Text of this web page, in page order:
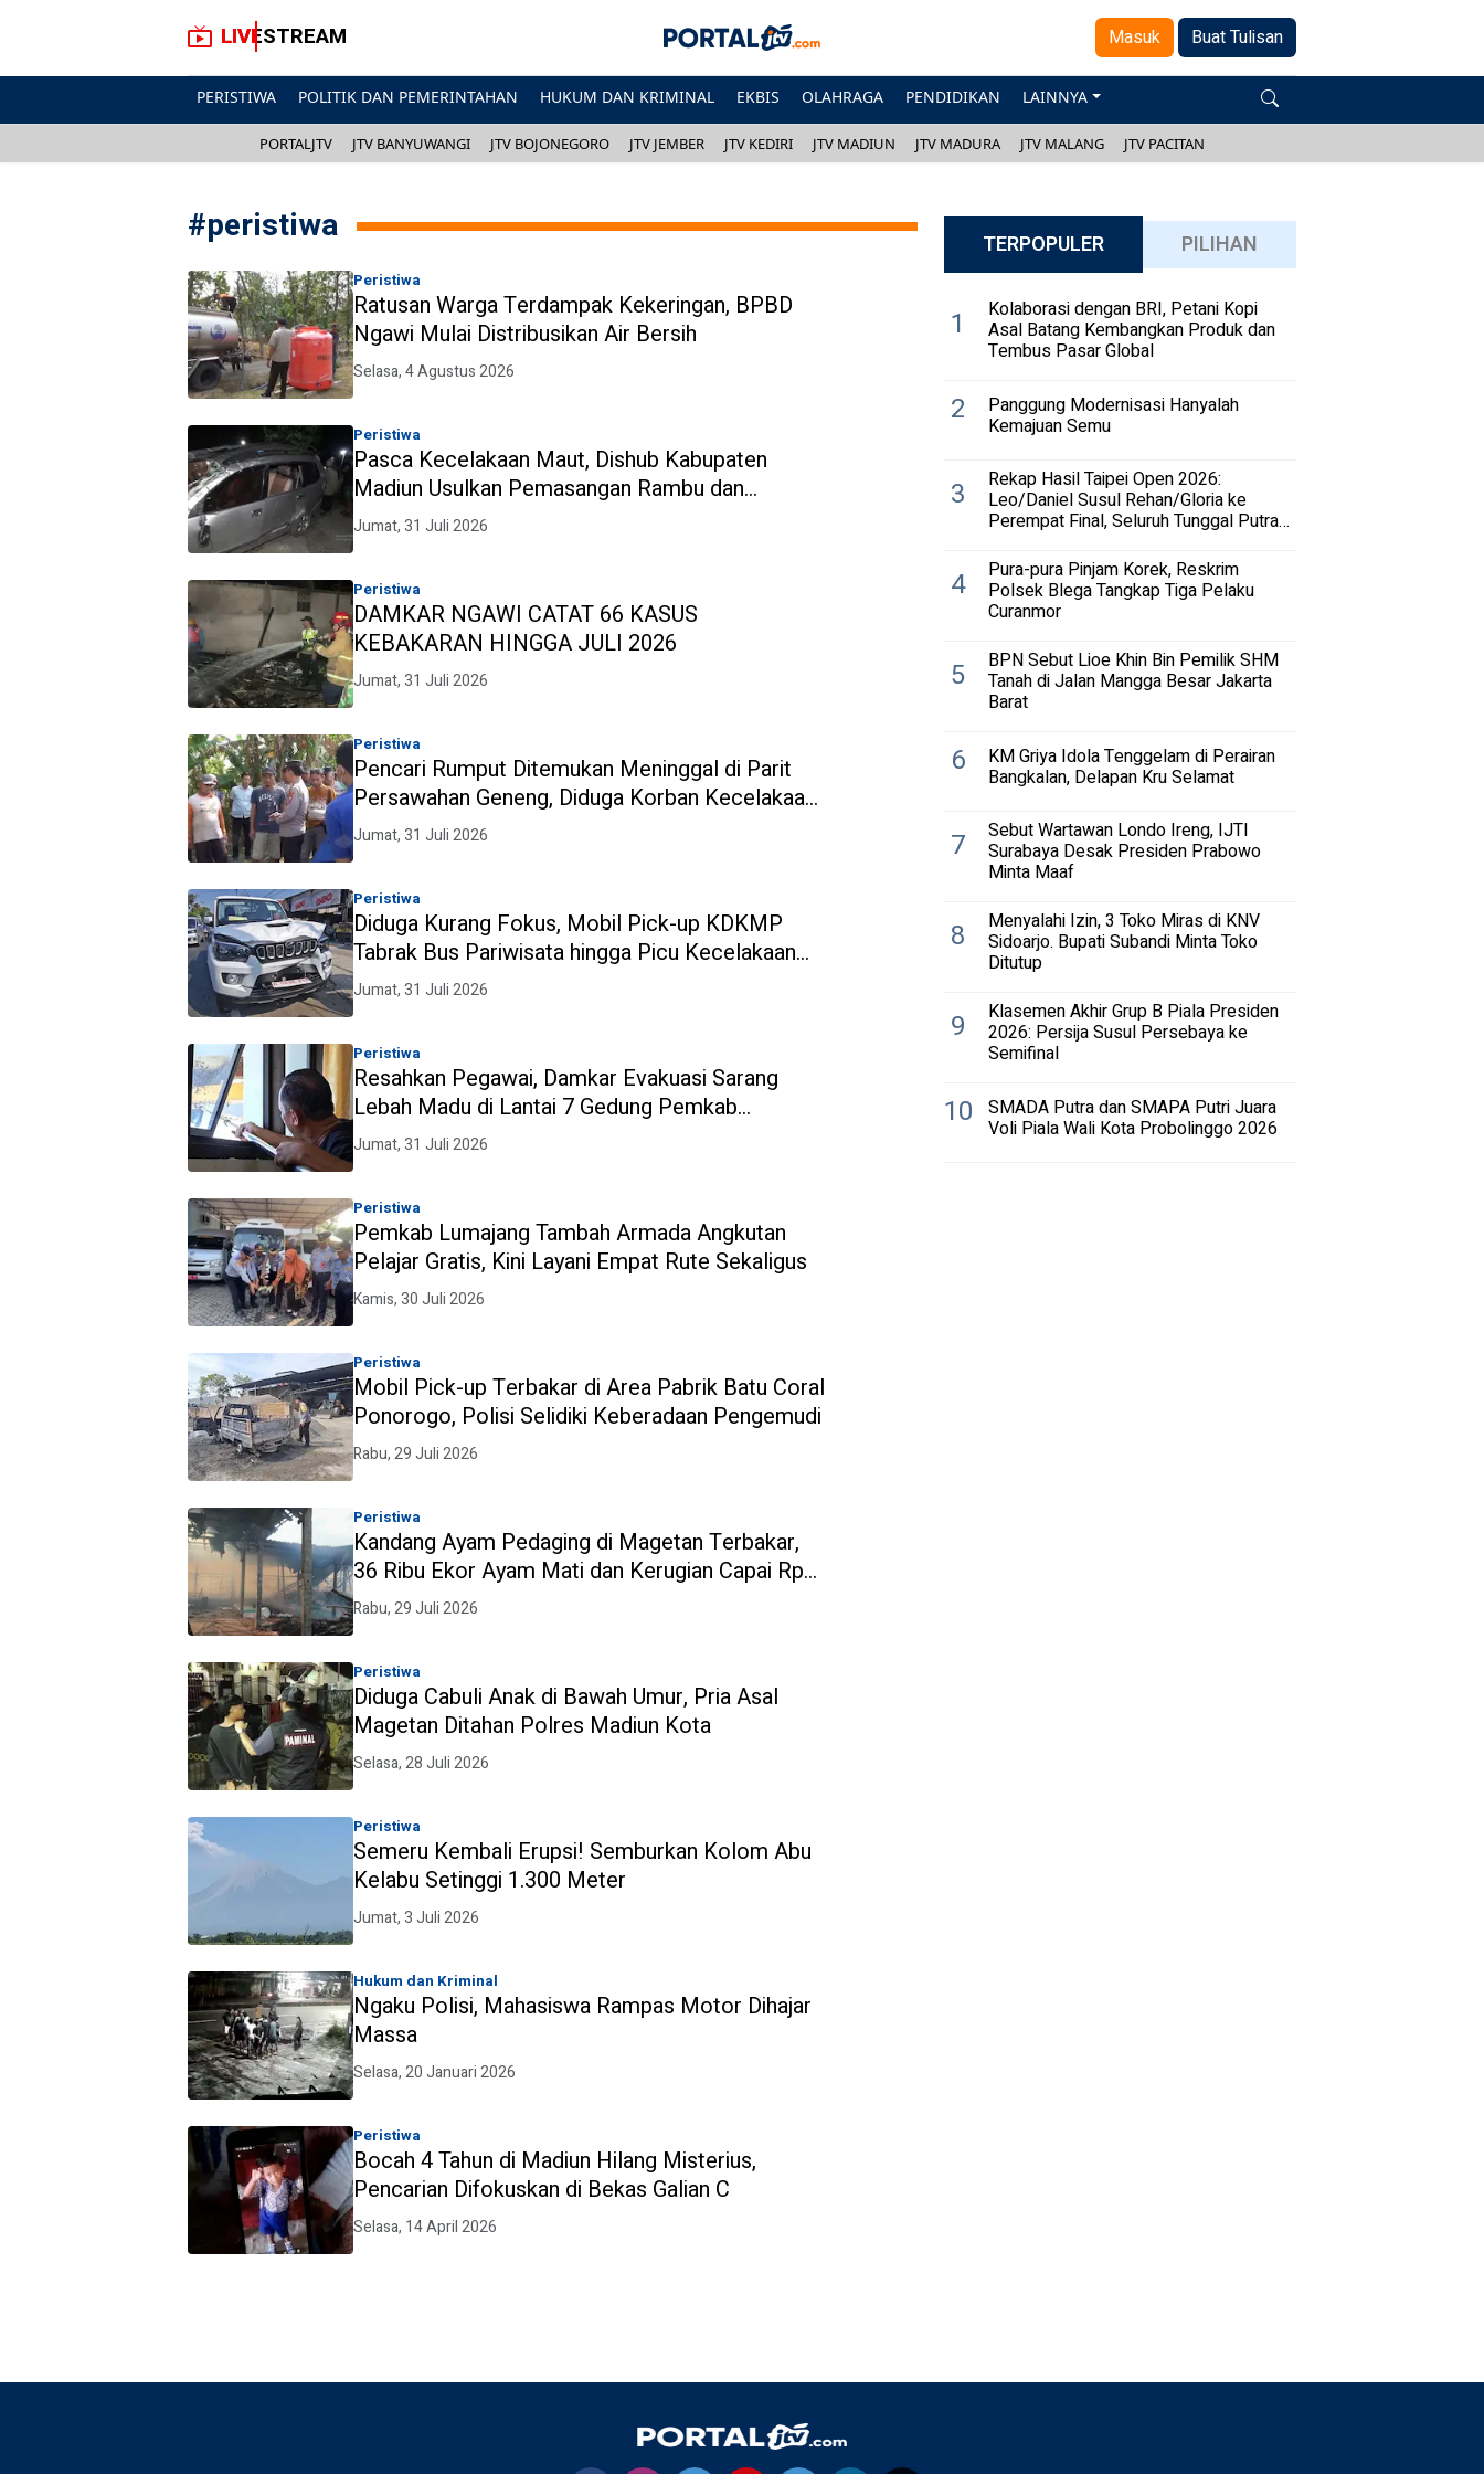
LIVESTREAM Masuk Buat Tulisan
PERISTIWA POLITIK DAN PEMERINTAHAN HUKUM DAN KRIMINAL EKBIS OLAHRAGA PENDIDIKAN LAINNYA
PORTALJTV JTV BANYUWANGI JTV BOJONEGORO JTV JEMBER JTV KEDIRI JTV MADIUN JTV MADURA JTV MALANG JTV PACITAN
#peristiwa
Peristiwa
Ratusan Warga Terdampak Kekeringan, BPBD
Ngawi Mulai Distribusikan Air Bersih
Selasa, 4 Agustus 2026
Peristiwa
Pasca Kecelakaan Maut, Dishub Kabupaten
Madiun Usulkan Pemasangan Rambu dan
Guardrail di Jalur Rawan
Jumat, 31 Juli 2026
Peristiwa
DAMKAR NGAWI CATAT 66 KASUS
KEBAKARAN HINGGA JULI 2026
Jumat, 31 Juli 2026
Peristiwa
Pencari Rumput Ditemukan Meninggal di Parit
Persawahan Geneng, Diduga Korban Kecelakaan
Tunggal
Jumat, 31 Juli 2026
Peristiwa
Diduga Kurang Fokus, Mobil Pick-up KDKMP
Tabrak Bus Pariwisata hingga Picu Kecelakaan
Beruntun di Ponorogo
Jumat, 31 Juli 2026
Peristiwa
Resahkan Pegawai, Damkar Evakuasi Sarang
Lebah Madu di Lantai 7 Gedung Pemkab
Ponorogo
Jumat, 31 Juli 2026
Peristiwa
Pemkab Lumajang Tambah Armada Angkutan
Pelajar Gratis, Kini Layani Empat Rute Sekaligus
Kamis, 30 Juli 2026
Peristiwa
Mobil Pick-up Terbakar di Area Pabrik Batu Coral
Ponorogo, Polisi Selidiki Keberadaan Pengemudi
Rabu, 29 Juli 2026
Peristiwa
Kandang Ayam Pedaging di Magetan Terbakar,
36 Ribu Ekor Ayam Mati dan Kerugian Capai Rp3
Miliar
Rabu, 29 Juli 2026
Peristiwa
Diduga Cabuli Anak di Bawah Umur, Pria Asal
Magetan Ditahan Polres Madiun Kota
Selasa, 28 Juli 2026
Peristiwa
Semeru Kembali Erupsi! Semburkan Kolom Abu
Kelabu Setinggi 1.300 Meter
Jumat, 3 Juli 2026
Hukum dan Kriminal
Ngaku Polisi, Mahasiswa Rampas Motor Dihajar
Massa
Selasa, 20 Januari 2026
Peristiwa
Bocah 4 Tahun di Madiun Hilang Misterius,
Pencarian Difokuskan di Bekas Galian C
Selasa, 14 April 2026
TERPOPULER PILIHAN
1 Kolaborasi dengan BRI, Petani Kopi
Asal Batang Kembangkan Produk dan
Tembus Pasar Global
2 Panggung Modernisasi Hanyalah
Kemajuan Semu
3 Rekap Hasil Taipei Open 2026:
Leo/Daniel Susul Rehan/Gloria ke
Perempat Final, Seluruh Tunggal Putra
4 Pura-pura Pinjam Korek, Reskrim
Polsek Blega Tangkap Tiga Pelaku
Curanmor
5 BPN Sebut Lioe Khin Bin Pemilik SHM
Tanah di Jalan Mangga Besar Jakarta
Barat
6 KM Griya Idola Tenggelam di Perairan
Bangkalan, Delapan Kru Selamat
7 Sebut Wartawan Londo Ireng, IJTI
Surabaya Desak Presiden Prabowo
Minta Maaf
8 Menyalahi Izin, 3 Toko Miras di KNV
Sidoarjo. Bupati Subandi Minta Toko
Ditutup
9 Klasemen Akhir Grup B Piala Presiden
2026: Persija Susul Persebaya ke
Semifinal
10 SMADA Putra dan SMAPA Putri Juara
Voli Piala Wali Kota Probolinggo 2026